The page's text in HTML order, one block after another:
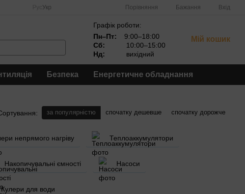
Укр Порівняння Бажання Вхід
Графік роботи:
Пн–Пт:
9:00–18:00
Сб:
10:00–15:00
Нд:
вихідний
Мій кошик
Безпека Енергетичне обладнання
за популярністю спочатку дешевше спочатку дорожче
непрямого нагріву Теплоаккумулятори
Накопичувальні ємності Насоси
Кулери для води